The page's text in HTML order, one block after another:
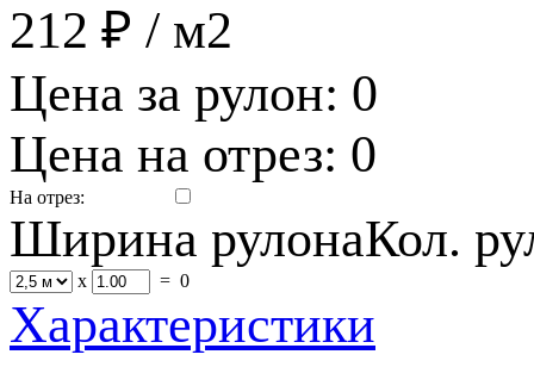
212 ₽ / м2
Цена за рулон: 0
Цена на отрез: 0
На отрез:
Ширина рулонаКол.
x = 0
Характеристики